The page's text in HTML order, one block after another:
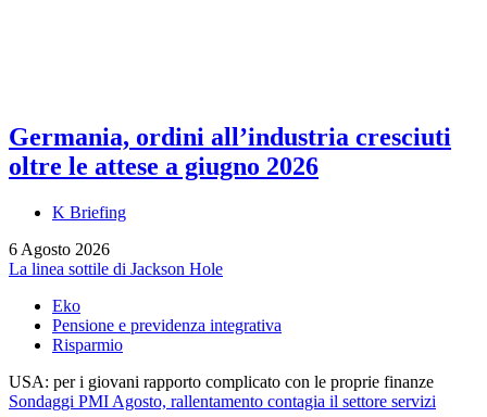
Germania, ordini all’industria cresciuti
oltre le attese a giugno 2026
K Briefing
6 Agosto 2026
La linea sottile di Jackson Hole
Eko
Pensione e previdenza integrativa
Risparmio
USA: per i giovani rapporto complicato con le proprie finanze
Sondaggi PMI Agosto, rallentamento contagia il settore servizi